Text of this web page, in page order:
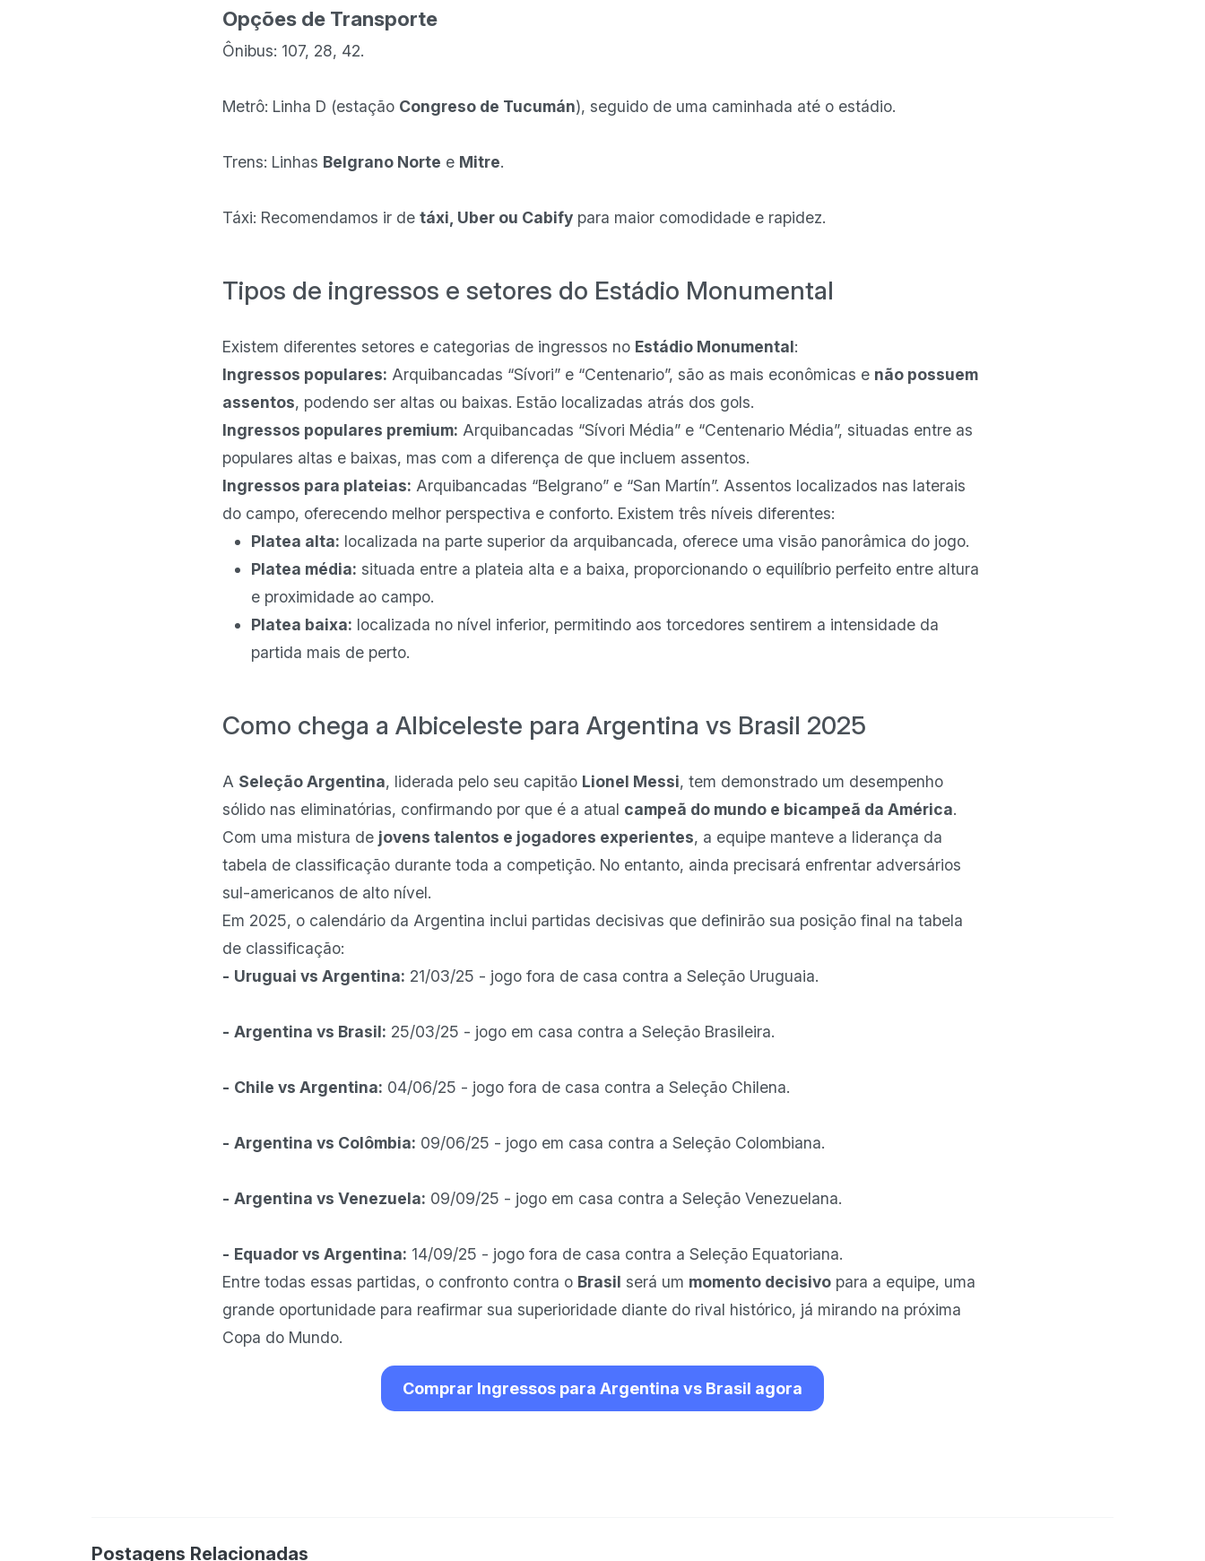
Opções de Transporte
Ônibus: 107, 28, 42.
Metrô: Linha D (estação Congreso de Tucumán), seguido de uma caminhada até o estádio.
Trens: Linhas Belgrano Norte e Mitre.
Táxi: Recomendamos ir detáxi, Uber ou Cabify para maior comodidade e rapidez.
Tipos de ingressos e setores do Estádio Monumental
Existem diferentes setores e categorias de ingressos no Estádio Monumental:
Ingressos populares: Arquibancadas “Sívori” e “Centenario”, são as mais econômicas e não possuem
assentos, podendo ser altas ou baixas. Estão localizadas atrás dos gols.
Ingressos populares premium: Arquibancadas “Sívori Média” e “Centenario Média”, situadas entre as
populares altas e baixas, mas com a diferença de que incluem assentos.
Ingressos para plateias: Arquibancadas “Belgrano” e “San Martín”. Assentos localizados nas laterais
do campo, oferecendo melhor perspectiva e conforto. Existem três níveis diferentes:
Platea alta: localizada na parte superior da arquibancada, oferece uma visão panorâmica do jogo.
Platea média: situada entre a plateia alta e a baixa, proporcionando o equilíbrio perfeito entre altura
e proximidade ao campo.
Platea baixa: localizada no nível inferior, permitindo aos torcedores sentirem a intensidade da
partida mais de perto.
Como chega a Albiceleste para Argentina vs Brasil 2025
A Seleção Argentina, liderada pelo seu capitão Lionel Messi, tem demonstrado um desempenho
sólido nas eliminatórias, confirmando por que é a atual campeã do mundo e bicampeã da América.
Com uma mistura de jovens talentos e jogadores experientes, a equipe manteve a liderança da
tabela de classificação durante toda a competição. No entanto, ainda precisará enfrentar adversários
sul-americanos de alto nível.
Em 2025, o calendário da Argentina inclui partidas decisivas que definirão sua posição final na tabela
de classificação:
- Uruguai vs Argentina: 21/03/25 - jogo fora de casa contra a Seleção Uruguaia.
- Argentina vs Brasil: 25/03/25 - jogo em casa contra a Seleção Brasileira.
- Chile vs Argentina: 04/06/25 - jogo fora de casa contra a Seleção Chilena.
- Argentina vs Colômbia: 09/06/25 - jogo em casa contra a Seleção Colombiana.
- Argentina vs Venezuela: 09/09/25 - jogo em casa contra a Seleção Venezuelana.
- Equador vs Argentina: 14/09/25 - jogo fora de casa contra a Seleção Equatoriana.
Entre todas essas partidas, o confronto contra o Brasil será um momento decisivo para a equipe, uma
grande oportunidade para reafirmar sua superioridade diante do rival histórico, já mirando na próxima
Copa do Mundo.
Comprar Ingressos para Argentina vs Brasil agora
Postagens Relacionadas